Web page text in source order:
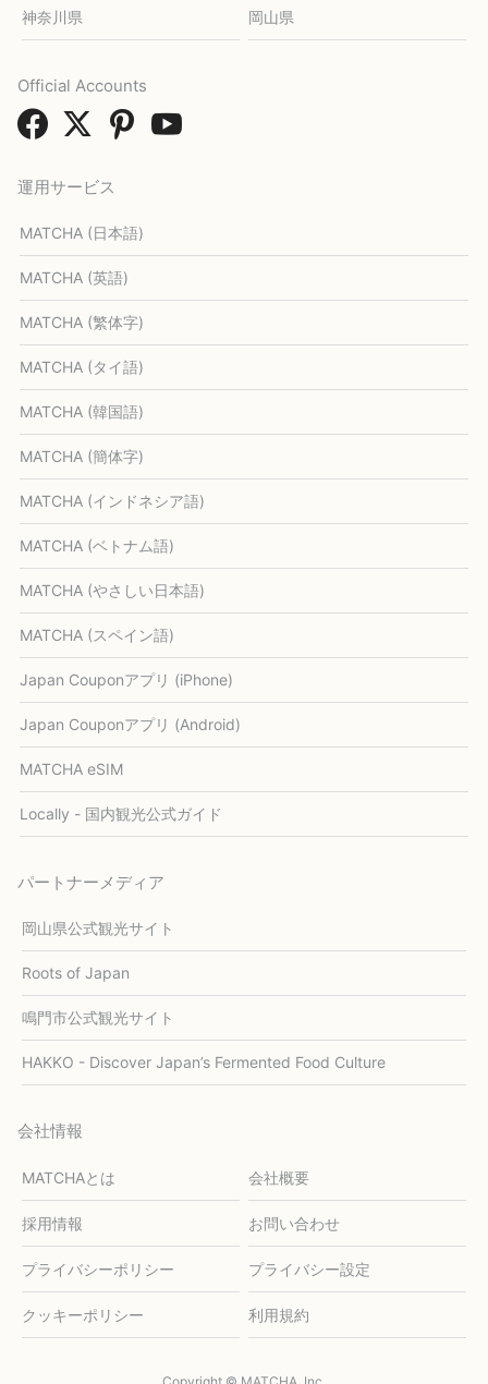
神奈川県 岡山県
運用サービス
MATCHA (日本語)
MATCHA (英語)
MATCHA (繁体字)
MATCHA (タイ語)
MATCHA (韓国語)
MATCHA (簡体字)
MATCHA (インドネシア語)
MATCHA (ベトナム語)
MATCHA (やさしい日本語)
MATCHA (スペイン語)
Japan Couponアプリ (iPhone)
Japan Couponアプリ (Android)
MATCHA eSIM
Locally - 国内観光公式ガイド
パートナーメディア
岡山県公式観光サイト
Roots of Japan
鳴門市公式観光サイト
HAKKO - Discover Japan’s Fermented Food Culture
会社情報
MATCHAとは 会社概要
採用情報 お問い合わせ
プライバシーポリシー プライバシー設定
クッキーポリシー 利用規約
Official Accounts